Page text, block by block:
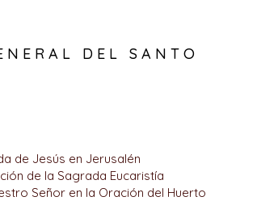
DEL SANTO
de Jesús en Jerusalén
de la Sagrada Eucaristía
Señor en la Oración del Huerto